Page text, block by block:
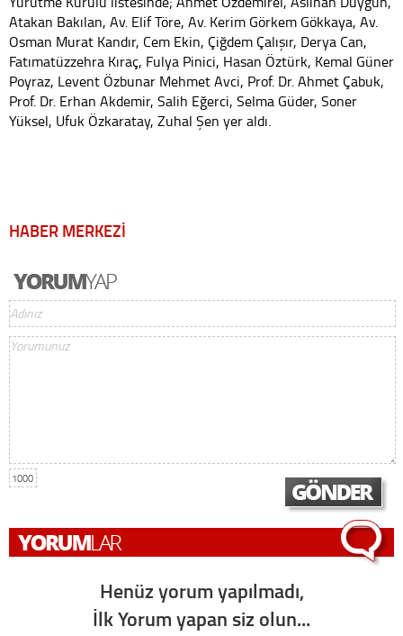
Atakan Bakılan, Av. Elif Töre, Av. Kerim Görkem Gökkaya, Av.
Osman Murat Kandır, Cem Ekin, Çiğdem Çalışır, Derya Can,
Fatımatüzzehra Kıraç, Fulya Pinici, Hasan Öztürk, Kemal Güner
Poyraz, Levent Özbunar Mehmet Avci, Prof. Dr. Ahmet Çabuk,
Prof. Dr. Erhan Akdemir, Salih Eğerci, Selma Güder, Soner
Yüksel, Ufuk Özkaratay, Zuhal Şen yer aldı.
HABER MERKEZİ
1000
Henüz yorum yapılmadı,
İlk Yorum yapan siz olun...